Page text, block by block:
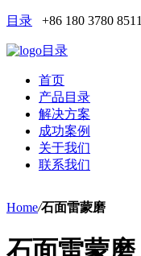
目录 +86 180 3780 8511
目录
首页
产品目录
解决方案
成功案例
关于我们
联系我们
Home/石面雷蒙磨